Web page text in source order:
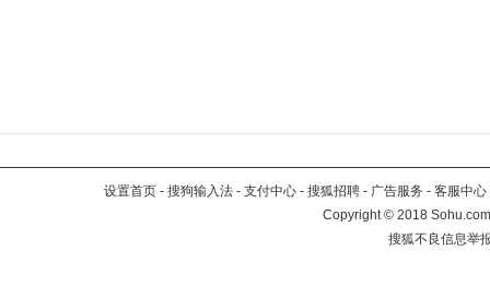
设置首页 - 搜狗输入法 - 支付中心 - 搜狐招聘 - 广告服务 - 客服中心
Copyright©2018
搜狐不良信息举